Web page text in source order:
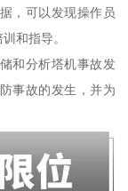
，可以发现操作员
和指导。
和分析塔机事故发
事故的发生，并为